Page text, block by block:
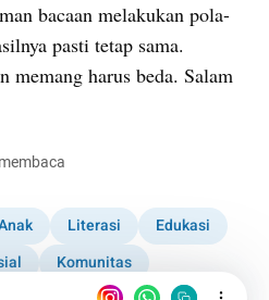
bacaan melakukan pola-
pasti tetap sama.
memang harus beda. Salam
Literasi
Edukasi
Komunitas